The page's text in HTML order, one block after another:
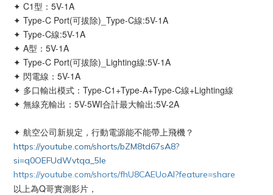
✦ C1型：5V-1A
✦ Type-C Port(可拔除)_Type-C線:5V-1A
✦ Type-C線:5V-1A
✦ A型：5V-1A
✦ Type-C Port(可拔除)_Lighting線:5V-1A
✦ 閃電線：5V-1A
✦ 多口輸出模式：Type-C1+Type-A+Type-C線+Lighting線
✦ 無線充輸出：5V-5WI合計最大輸出:5V-2A
✦ 航空公司新規定，行動電源能不能帶上飛機？
https://youtube.com/shorts/bZM8td67sA8?
si=q0OEFUdWvtqa_5Ie
https://youtube.com/shorts/fhU8CAEUoAI?feature=share
以上為Q哥實測影片，